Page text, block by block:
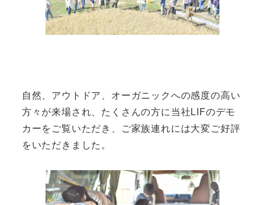
自然、アウトドア、オーガニックへの感度の高い
方々が来場され、たくさんの方に当社LIFのデモ
カーをご覧いただき、ご家族連れには大変ご好評
をいただきました。